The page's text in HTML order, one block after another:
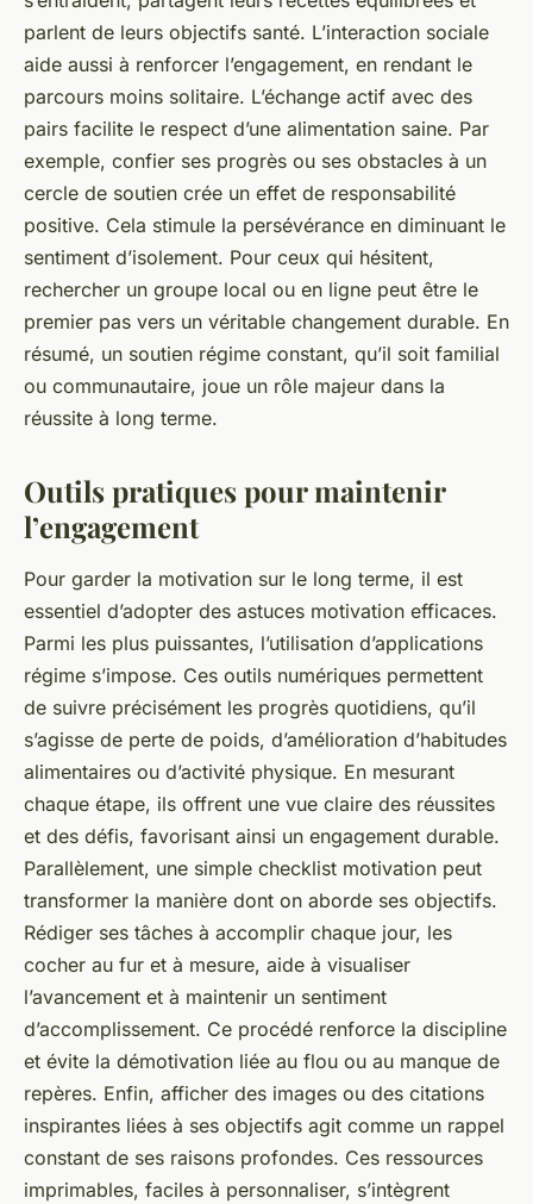
parlent de leurs objectifs santé. L’interaction sociale
aide aussi à renforcer l’engagement, en rendant le
parcours moins solitaire. L’échange actif avec des
pairs facilite le respect d’une alimentation saine. Par
exemple, confier ses progrès ou ses obstacles à un
cercle de soutien crée un effet de responsabilité
positive. Cela stimule la persévérance en diminuant le
sentiment d’isolement. Pour ceux qui hésitent,
rechercher un groupe local ou en ligne peut être le
premier pas vers un véritable changement durable. En
résumé, un soutien régime constant, qu’il soit familial
ou communautaire, joue un rôle majeur dans la
réussite à long terme.
Outils pratiques pour maintenir
l’engagement
Pour garder la motivation sur le long terme, il est
essentiel d’adopter des astuces motivation efficaces.
Parmi les plus puissantes, l’utilisation d’applications
régime s’impose. Ces outils numériques permettent
de suivre précisément les progrès quotidiens, qu’il
s’agisse de perte de poids, d’amélioration d’habitudes
alimentaires ou d’activité physique. En mesurant
chaque étape, ils offrent une vue claire des réussites
et des défis, favorisant ainsi un engagement durable.
Parallèlement, une simple checklist motivation peut
transformer la manière dont on aborde ses objectifs.
Rédiger ses tâches à accomplir chaque jour, les
cocher au fur et à mesure, aide à visualiser
l’avancement et à maintenir un sentiment
d’accomplissement. Ce procédé renforce la discipline
et évite la démotivation liée au flou ou au manque de
repères. Enfin, afficher des images ou des citations
inspirantes liées à ses objectifs agit comme un rappel
constant de ses raisons profondes. Ces ressources
imprimables, faciles à personnaliser, s’intègrent